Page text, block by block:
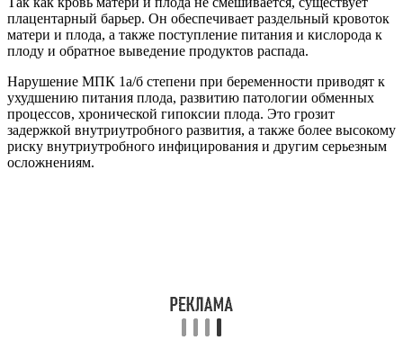
плацентарный барьер. Он обеспечивает раздельный кровоток
матери и плода, а также поступление питания и кислорода к
плоду и обратное выведение продуктов распада.
Нарушение МПК 1а/б степени при беременности приводят к
ухудшению питания плода, развитию патологии обменных
процессов, хронической гипоксии плода. Это грозит
задержкой внутриутробного развития, а также более высокому
риску внутриутробного инфицирования и другим серьезным
осложнениям.